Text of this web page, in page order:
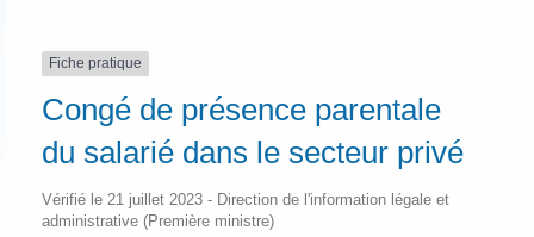
Fiche pratique
Congé de présence parentale
du salarié dans le secteur privé
Vérifié le 21 juillet 2023 - Direction de l'information légale et
administrative (Première ministre)